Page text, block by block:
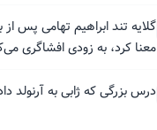
گلایه تند ابراهیم تهامی پس از
معنا کرد، به زودی افشاگری
درس بزرگی که ژابی به آرنولد